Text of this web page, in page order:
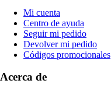
Mi cuenta
Centro de ayuda
Seguir mi pedido
Devolver mi pedido
Códigos promocionales
Acerca de